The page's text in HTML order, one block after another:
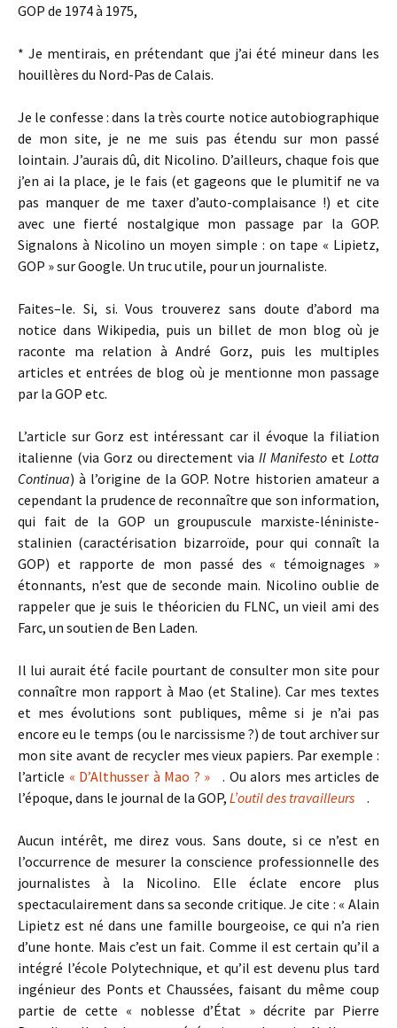
GOP de 1974 à 1975,
* Je mentirais, en prétendant que j’ai été mineur dans les
houillères du Nord-Pas de Calais.
Je le confesse : dans la très courte notice autobiographique
de mon site, je ne me suis pas étendu sur mon passé
lointain. J’aurais dû, dit Nicolino. D’ailleurs, chaque fois que
j’en ai la place, je le fais (et gageons que le plumitif ne va
pas manquer de me taxer d’auto-complaisance !) et cite
avec une fierté nostalgique mon passage par la GOP.
Signalons à Nicolino un moyen simple : on tape « Lipietz,
GOP » sur Google. Un truc utile, pour un journaliste.
Faites–le. Si, si. Vous trouverez sans doute d’abord ma
notice dans Wikipedia, puis un billet de mon blog où je
raconte ma relation à André Gorz, puis les multiples
articles et entrées de blog où je mentionne mon passage
par la GOP etc.
L’article sur Gorz est intéressant car il évoque la filiation
italienne (via Gorz ou directement via Il Manifesto et Lotta
Continua) à l’origine de la GOP. Notre historien amateur a
cependant la prudence de reconnaître que son information,
qui fait de la GOP un groupuscule marxiste-léniniste-
stalinien (caractérisation bizarroïde, pour qui connaît la
GOP) et rapporte de mon passé des « témoignages »
étonnants, n’est que de seconde main. Nicolino oublie de
rappeler que je suis le théoricien du FLNC, un vieil ami des
Farc, un soutien de Ben Laden.
Il lui aurait été facile pourtant de consulter mon site pour
connaître mon rapport à Mao (et Staline). Car mes textes
et mes évolutions sont publiques, même si je n’ai pas
encore eu le temps (ou le narcissisme ?) de tout archiver sur
mon site avant de recycler mes vieux papiers. Par exemple :
l’article « D’Althusser à Mao ? »
. Ou alors mes articles de
l’époque, dans le journal de la GOP, L’outil des travailleurs .
Aucun intérêt, me direz vous. Sans doute, si ce n’est en
l’occurrence de mesurer la conscience professionnelle des
journalistes à la Nicolino. Elle éclate encore plus
spectaculairement dans sa seconde critique. Je cite : « Alain
Lipietz est né dans une famille bourgeoise, ce qui n’a rien
d’une honte. Mais c’est un fait. Comme il est certain qu’il a
intégré l’école Polytechnique, et qu’il est devenu plus tard
ingénieur des Ponts et Chaussées, faisant du même coup
partie de cette « noblesse d’État » décrite par Pierre